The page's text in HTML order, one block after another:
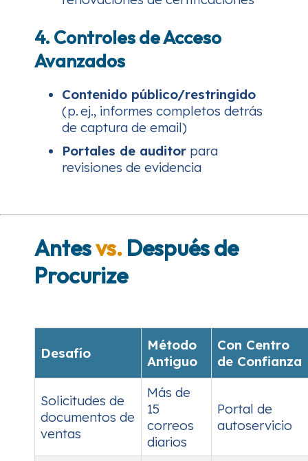
4. Controles de Acceso
Avanzados
Contenido público/restringido
(p. ej., informes completos detrás
de captura de email)
Portales de auditor para
revisiones de evidencia
Antesvs. Después de
Procurize
Desafío
Método
Antiguo
Con Centro
de Confianza
Solicitudes de
documentos de
ventas
Más de
15
correos
diarios
Portal de
autoservicio